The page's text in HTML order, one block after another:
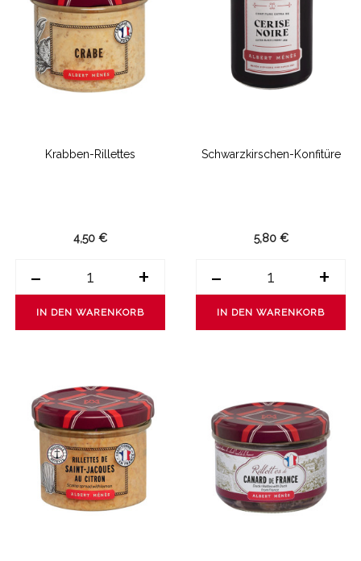
Krabben-Rillettes
4,50 €
- +
IN DEN WARENKORB
Schwarzkirschen-Konfitüre
5,80 €
- +
IN DEN WARENKORB